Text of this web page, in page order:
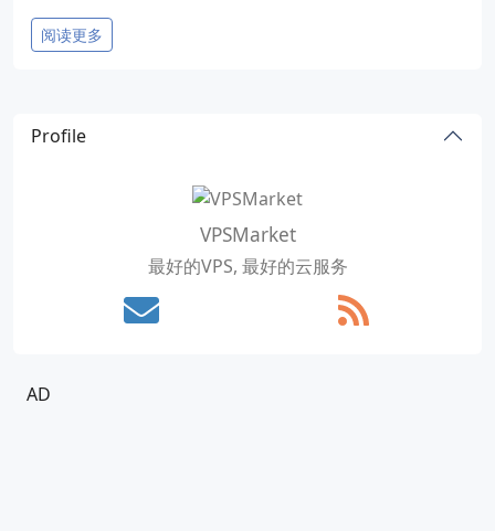
阅读更多
Profile
VPSMarket
最好的VPS, 最好的云服务
AD